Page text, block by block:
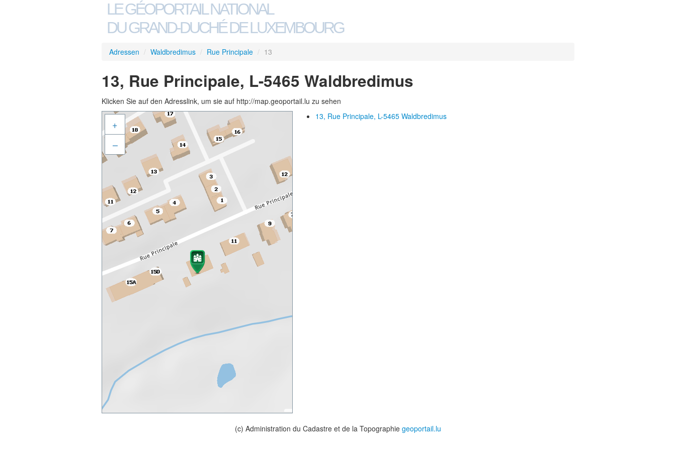
LE GÉOPORTAIL NATIONAL
DU GRAND-DUCHÉ DE LUXEMBOURG
Adressen / Waldbredimus / Rue Principale / 13
13, Rue Principale, L-5465 Waldbredimus
Klicken Sie auf den Adresslink, um sie auf http://map.geoportail.lu zu sehen
+
–
13, Rue Principale, L-5465 Waldbredimus
(c) Administration du Cadastre et de la Topographie geoportail.lu